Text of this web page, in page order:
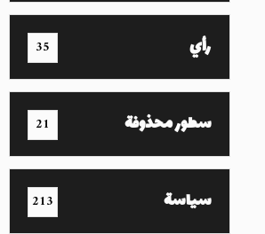
رأي 35
سطور محذوفة 21
سياسة 213